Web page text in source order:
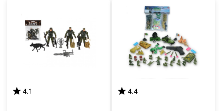
4.1 4.4